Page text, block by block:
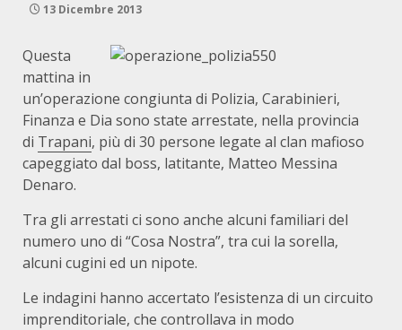
13 Dicembre 2013
Questa
mattina in
un’operazione congiunta di Polizia, Carabinieri,
Finanza e Dia sono state arrestate, nella provincia
di Trapani, più di 30 persone legate al clan mafioso
capeggiato dal boss, latitante, Matteo Messina
Denaro.
Tra gli arrestati ci sono anche alcuni familiari del
numero uno di “Cosa Nostra”, tra cui la sorella,
alcuni cugini ed un nipote.
Le indagini hanno accertato l’esistenza di un circuito
imprenditoriale, che controllava in modo